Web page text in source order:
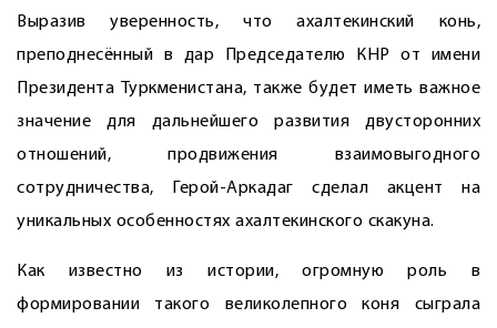
Выразив уверенность, что ахалтекинский конь,
преподнесённый в дар Председателю КНР от имени
Президента Туркменистана, также будет иметь важное
значение для дальнейшего развития двусторонних
отношений, продвижения взаимовыгодного
сотрудничества, Герой-Аркадаг сделал акцент на
уникальных особенностях ахалтекинского скакуна.
Как известно из истории, огромную роль в
формировании такого великолепного коня сыграла